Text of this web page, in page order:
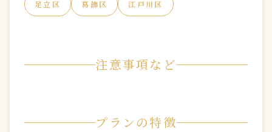
足立区 葛飾区 江戸川区
注意事項など
プランの特徴